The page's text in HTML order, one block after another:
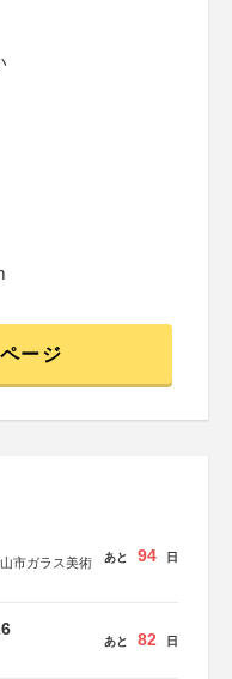
ージ
市ガラス美術
あと 94 日
あと 82 日